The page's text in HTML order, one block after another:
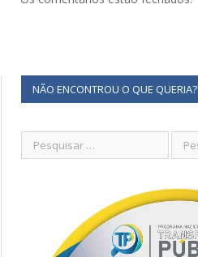
NÃO ENCONTROU O QUE QUERIA?